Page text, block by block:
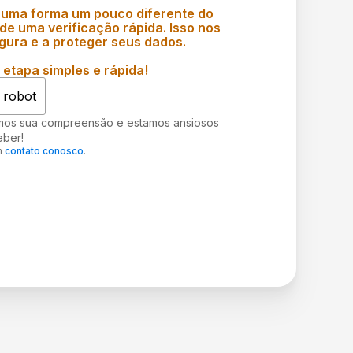
forma um pouco diferente do
uma verificação rápida. Isso nos
e a proteger seus dados.
simples e rápida!
robot
sua compreensão e estamos ansiosos
contato conosco.